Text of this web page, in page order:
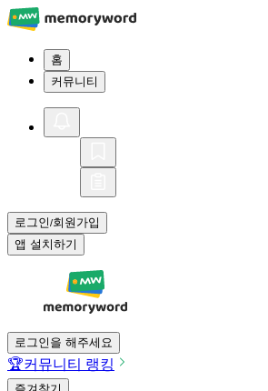
홈
커뮤니티
로그인/회원가입
앱 설치하기
로그인을 해주세요
🏆커뮤니티 랭킹